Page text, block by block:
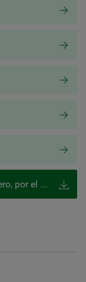
Real Decreto-ley 2/2022, de 22 de febrero, por el que se adoptan medidas urgentes para la protección de los trabajadores autónomos